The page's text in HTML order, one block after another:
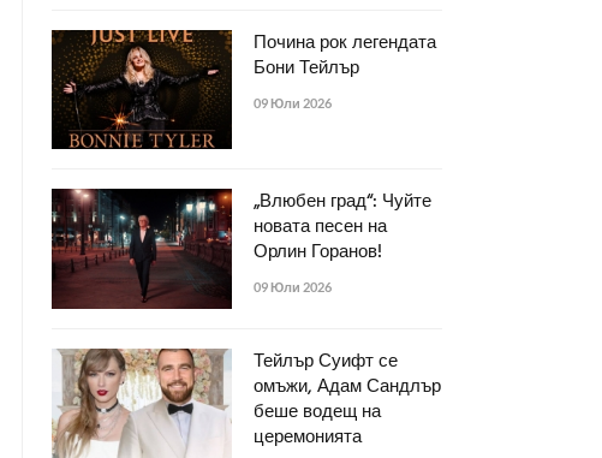
Почина рок легендата
Бони Тейлър
09 Юли 2026
„Влюбен град“: Чуйте
новата песен на
Орлин Горанов!
09 Юли 2026
Тейлър Суифт се
омъжи, Адам Сандлър
беше водещ на
церемонията